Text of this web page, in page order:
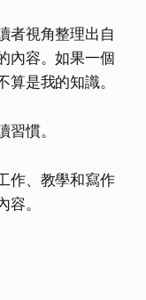
者視角整理出自
內容。如果一個
是我的知識。
習慣。
作、教學和寫作
。